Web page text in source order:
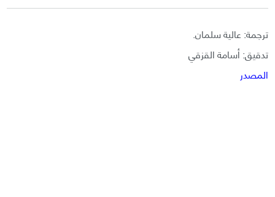
ترجمة: عالية سلمان.
تدقيق: أسامة القزقي
المصدر